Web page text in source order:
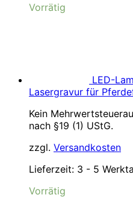
Vorrätig
LED-
Lasergravur für
Kein
nach §19 (1) UStG.
zzgl. Versandkosten
Lieferzeit: 3 - 5
Vorrätig